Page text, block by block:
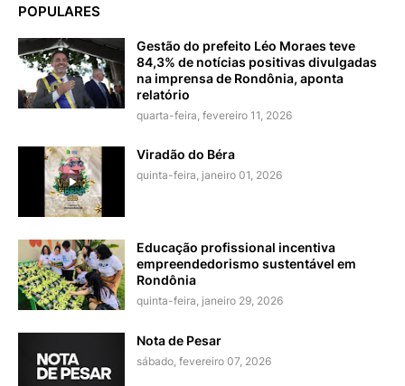
POPULARES
Gestão do prefeito Léo Moraes teve
84,3% de notícias positivas divulgadas
na imprensa de Rondônia, aponta
relatório
quarta-feira, fevereiro 11, 2026
Viradão do Béra
quinta-feira, janeiro 01, 2026
Educação profissional incentiva
empreendedorismo sustentável em
Rondônia
quinta-feira, janeiro 29, 2026
Nota de Pesar
sábado, fevereiro 07, 2026